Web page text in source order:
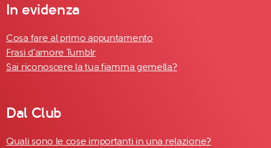
In evidenza
Cosa fare al primo appuntamento
Frasi d'amore Tumblr
Sai riconoscere la tua fiamma gemella?
Dal Club
Quali sono le cose importanti in una relazione?